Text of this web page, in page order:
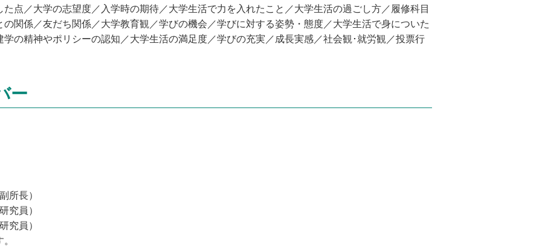
点／大学の志望度／入学時の期待／大学生活で力を入れたこと／大学生活の過ごし方／履修科目
関係／友だち関係／大学教育観／学びの機会／学びに対する姿勢・態度／大学生活で身についた
の精神やポリシーの認知／大学生活の満足度／学びの充実／成長実感／社会観･就労観／投票行
ー
所長）
究員）
究員）